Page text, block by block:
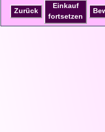
Zurück
Einkauf
fortsetzen